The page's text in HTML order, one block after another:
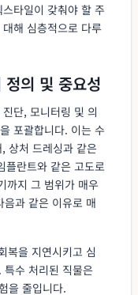
타일이 갖춰야 할 주
해 심층적으로 다루
의 및 중요성
단, 모니터링 및 의
포괄합니다. 이는 수
상처 드레싱과 같은
플란트와 같은 고도로
까지 그 범위가 매우
음과 같은 이유로 매
복을 지연시키고 심
특수 처리된 직물은
을 줄입니다.